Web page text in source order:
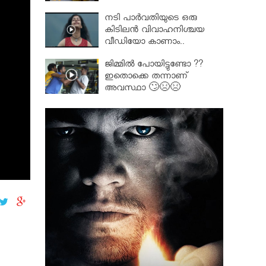
നടി പാർവതിയുടെ ഒരു
കിടിലൻ വിവാഹനിശ്ചയ
വീഡിയോ കാണാം..
ജിമ്മിൽ പോയിട്ടുണ്ടോ ??
ഇതൊക്കെ തന്നാണ്
അവസ്ഥാ 🙄😣😣